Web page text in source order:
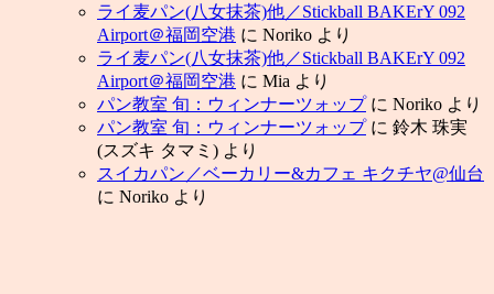
ライ麦パン(八女抹茶)他／Stickball BAKErY 092
Airport＠福岡空港 に Noriko より
ライ麦パン(八女抹茶)他／Stickball BAKErY 092
Airport＠福岡空港 に Mia より
パン教室 旬：ウィンナーツォップに Noriko より
パン教室 旬：ウィンナーツォップに 鈴木 珠実
(スズキ タマミ) より
スイカパン／ベーカリー&カフェ キクチヤ@仙台
に Noriko より